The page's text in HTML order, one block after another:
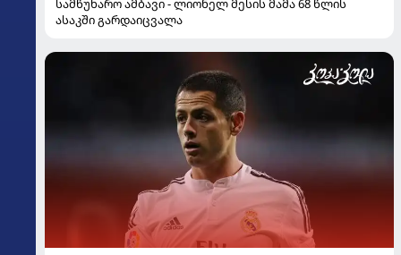
სამწუხარო ამბავი - ლიონელ მესის მამა 68 წლის
ასაკში გარდაიცვალა